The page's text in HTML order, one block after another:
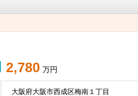
2,780 万円
大阪府大阪市西成区梅南１丁目